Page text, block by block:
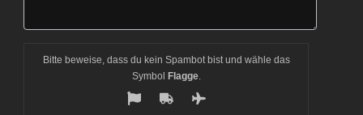
Bitte beweise, dass du kein Spambot bist und wähle das
Symbol
Flagge.